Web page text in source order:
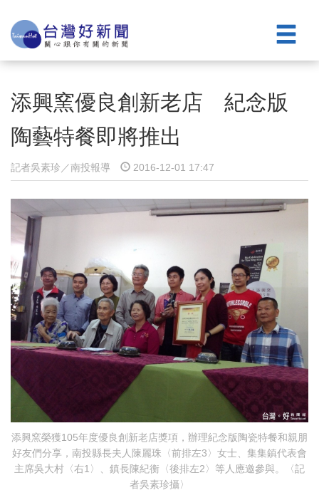
添興窯優良創新老店 紀念版
陶藝特餐即將推出
記者吳素珍／南投報導 2016-12-01 17:47
添興窯榮獲105年度優良創新老店獎項，辦理紀念版陶瓷特餐和親朋
好友們分享，南投縣長夫人陳麗珠〈前排左3〉女士、集集鎮代表會
主席吳大村〈右1〉、鎮長陳紀衡〈後排左2〉等人應邀參與。〈記
者吳素珍攝〉